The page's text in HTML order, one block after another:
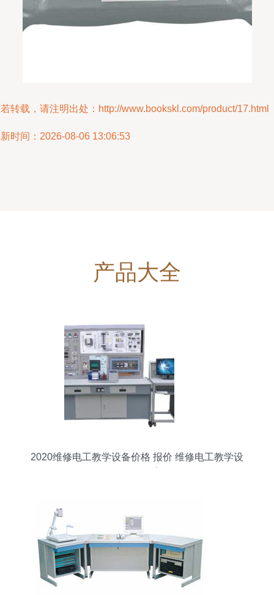
转载，请注明出处：http://www.bookskl.com/product/17.html
时间：2026-08-06 13:06:53
产品大全
2020维修电工教学设备价格 报价 维修电工教学设